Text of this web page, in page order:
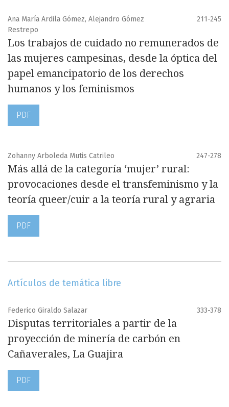
Ana María Ardila Gómez, Alejandro Gómez
Restrepo
211-245
Los trabajos de cuidado no remunerados de
las mujeres campesinas, desde la óptica del
papel emancipatorio de los derechos
humanos y los feminismos
PDF
Zohanny Arboleda Mutis Catrileo 247-278
Más allá de la categoría ‘mujer’ rural:
provocaciones desde el transfeminismo y la
teoría queer/cuir a la teoría rural y agraria
PDF
Artículos de temática libre
Federico Giraldo Salazar 333-378
Disputas territoriales a partir de la
proyección de minería de carbón en
Cañaverales, La Guajira
PDF